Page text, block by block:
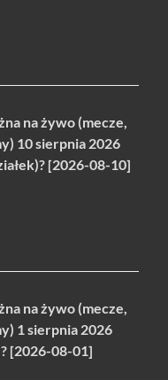
na żywo (mecze,
10 sierpnia 2026
[2026-08-10]
na żywo (mecze,
1 sierpnia 2026
[2026-08-01]